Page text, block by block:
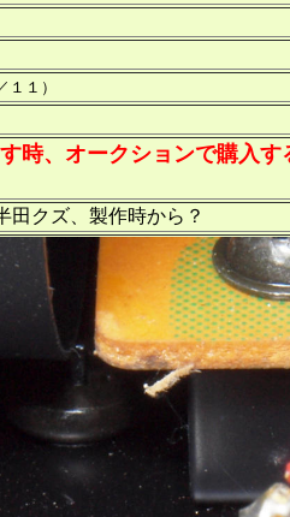
１１）
時、オークションで購入
田クズ、製作時から？